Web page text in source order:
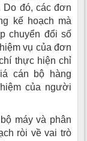
Do đó, các đơn
kế hoạch mà
chuyển đổi số
vụ của đơn
thực hiện chỉ
cán bộ hàng
của người
máy và phân
ròi về vai trò